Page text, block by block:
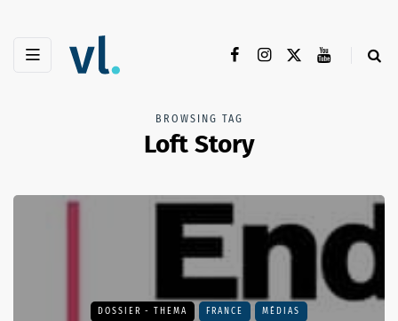
BROWSING TAG
Loft Story
DOSSIER - THEMA FRANCE MÉDIAS